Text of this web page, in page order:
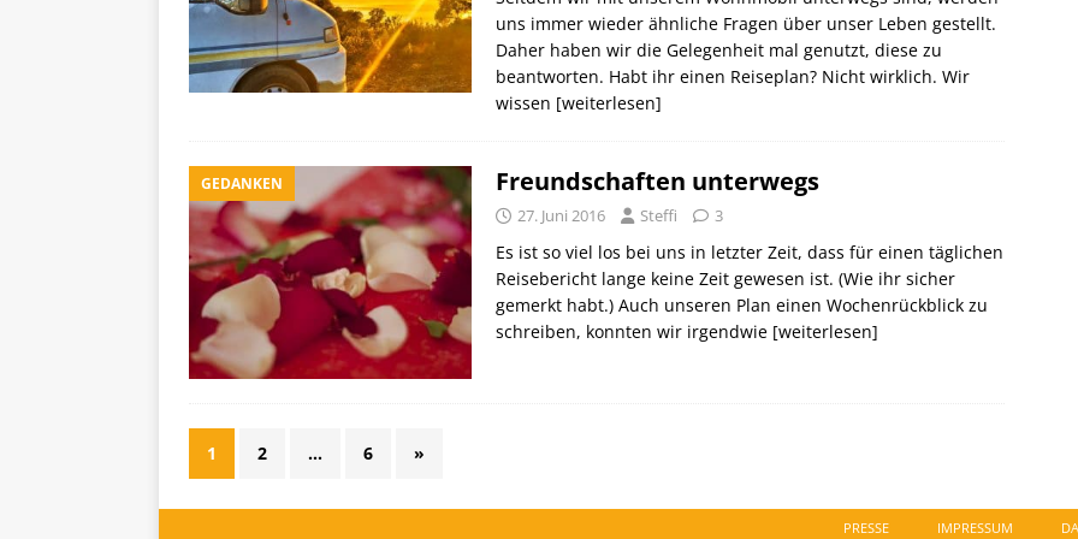
uns immer wieder ähnliche Fragen über unser Leben gestellt.
Daher haben wir die Gelegenheit mal genutzt, diese zu
beantworten. Habt ihr einen Reiseplan? Nicht wirklich. Wir
wissen [weiterlesen]
GEDANKEN Freundschaften unterwegs
27. Juni 2016 Steffi 3
Es ist so viel los bei uns in letzter Zeit, dass für einen täglichen
Reisebericht lange keine Zeit gewesen ist. (Wie ihr sicher
gemerkt habt.) Auch unseren Plan einen Wochenrückblick zu
schreiben, konnten wir irgendwie [weiterlesen]
1 2 … 6 »
PRESSE IMPRESSUM